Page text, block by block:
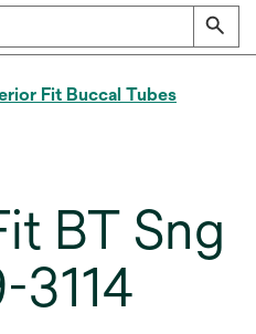
Fit Buccal Tubes
BT Sng
3114